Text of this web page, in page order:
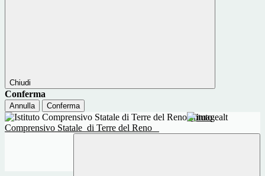
Chiudi
Conferma
Annulla Conferma
Istituto
Comprensivo Statale di Terre del Reno